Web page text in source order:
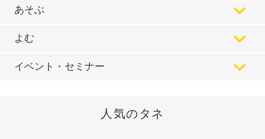
あそぶ
よむ
イベント・セミナー
人気のタネ